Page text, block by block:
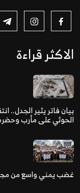
الاكثر قراءة
بيان فاتر يثير الجدل..
الحوثي على مأرب
غضب يمني واسع من